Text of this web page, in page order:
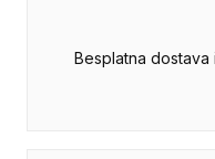
Besplatna dostava